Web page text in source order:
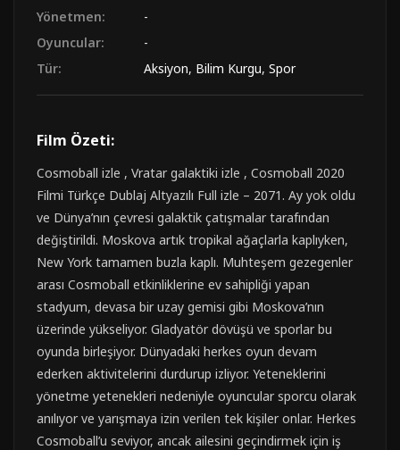
Yönetmen:
-
Oyuncular:
-
Tür:
Aksiyon, Bilim Kurgu, Spor
Film Özeti:
Cosmoball izle , Vratar galaktiki izle , Cosmoball 2020
Filmi Türkçe Dublaj Altyazılı Full izle – 2071. Ay yok oldu
ve Dünya’nın çevresi galaktik çatışmalar tarafından
değiştirildi. Moskova artık tropikal ağaçlarla kaplıyken,
New York tamamen buzla kaplı. Muhteşem gezegenler
arası Cosmoball etkinliklerine ev sahipliği yapan
stadyum, devasa bir uzay gemisi gibi Moskova’nın
üzerinde yükseliyor. Gladyatör dövüşü ve sporlar bu
oyunda birleşiyor. Dünyadaki herkes oyun devam
ederken aktivitelerini durdurup izliyor. Yeteneklerini
yönetme yetenekleri nedeniyle oyuncular sporcu olarak
anılıyor ve yarışmaya izin verilen tek kişiler onlar. Herkes
Cosmoball’u seviyor, ancak ailesini geçindirmek için iş